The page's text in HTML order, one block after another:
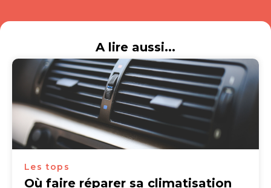
A lire aussi...
Les tops
Où faire réparer sa climatisation